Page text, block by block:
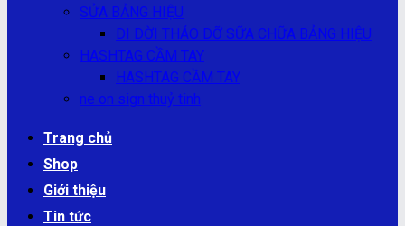
SỬA BẢNG HIỆU
DI DỜI THÁO DỠ SỮA CHỮA BẢNG HIỆU
HASHTAG CẦM TAY
HASHTAG CẦM TAY
ne on sign thuỷ tinh
Trang chủ
Shop
Giới thiệu
Tin tức